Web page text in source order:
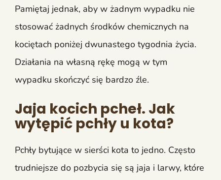
Pamiętaj jednak, aby w żadnym wypadku nie
stosować żadnych środków chemicznych na
kociętach poniżej dwunastego tygodnia życia.
Działania na własną rękę mogą w tym
wypadku skończyć się bardzo źle.
Jaja kocich pcheł. Jak
wytępić pchły u kota?
Pchły bytujące w sierści kota to jedno. Często
trudniejsze do pozbycia się są jaja i larwy, które